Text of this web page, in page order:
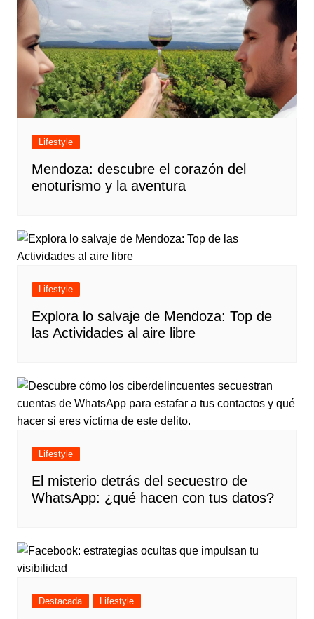
Lifestyle
Mendoza: descubre el corazón del
enoturismo y la aventura
Lifestyle
Explora lo salvaje de Mendoza: Top de
las Actividades al aire libre
Lifestyle
El misterio detrás del secuestro de
WhatsApp: ¿qué hacen con tus datos?
Destacada Lifestyle